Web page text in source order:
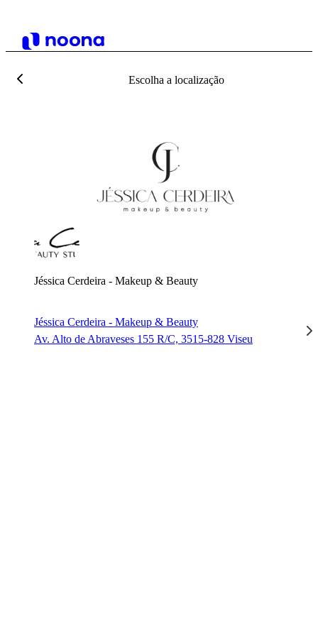
Escolha a localização
Jéssica Cerdeira - Makeup & Beauty
Jéssica Cerdeira - Makeup & Beauty
Av. Alto de Abraveses 155 R/C, 3515-828 Viseu